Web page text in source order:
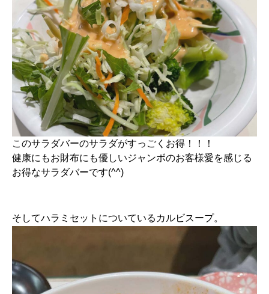
このサラダバーのサラダがすっごくお得！！！
健康にもお財布にも優しいジャンボのお客様愛を感じる
お得なサラダバーです(^^)
そしてハラミセットについているカルビスープ。